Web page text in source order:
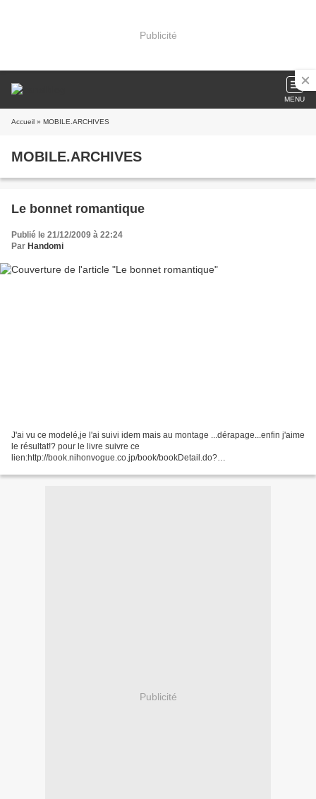
Publicité
MENU
Accueil » MOBILE.ARCHIVES
MOBILE.ARCHIVES
Le bonnet romantique
Publié le 21/12/2009 à 22:24
Par Handomi
J'ai vu ce modelé,je l'ai suivi idem mais au montage ...dérapage...enfin j'aime
le résultat!? pour le livre suivre ce
lien:http://book.nihonvogue.co.jp/book/bookDetail.do?
Publicité